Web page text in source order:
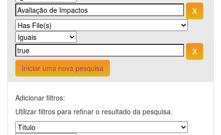
Iniciar uma nova pesquisa
Adicionar filtros:
Utilizar filtros para refinar o resultado da pesquisa.